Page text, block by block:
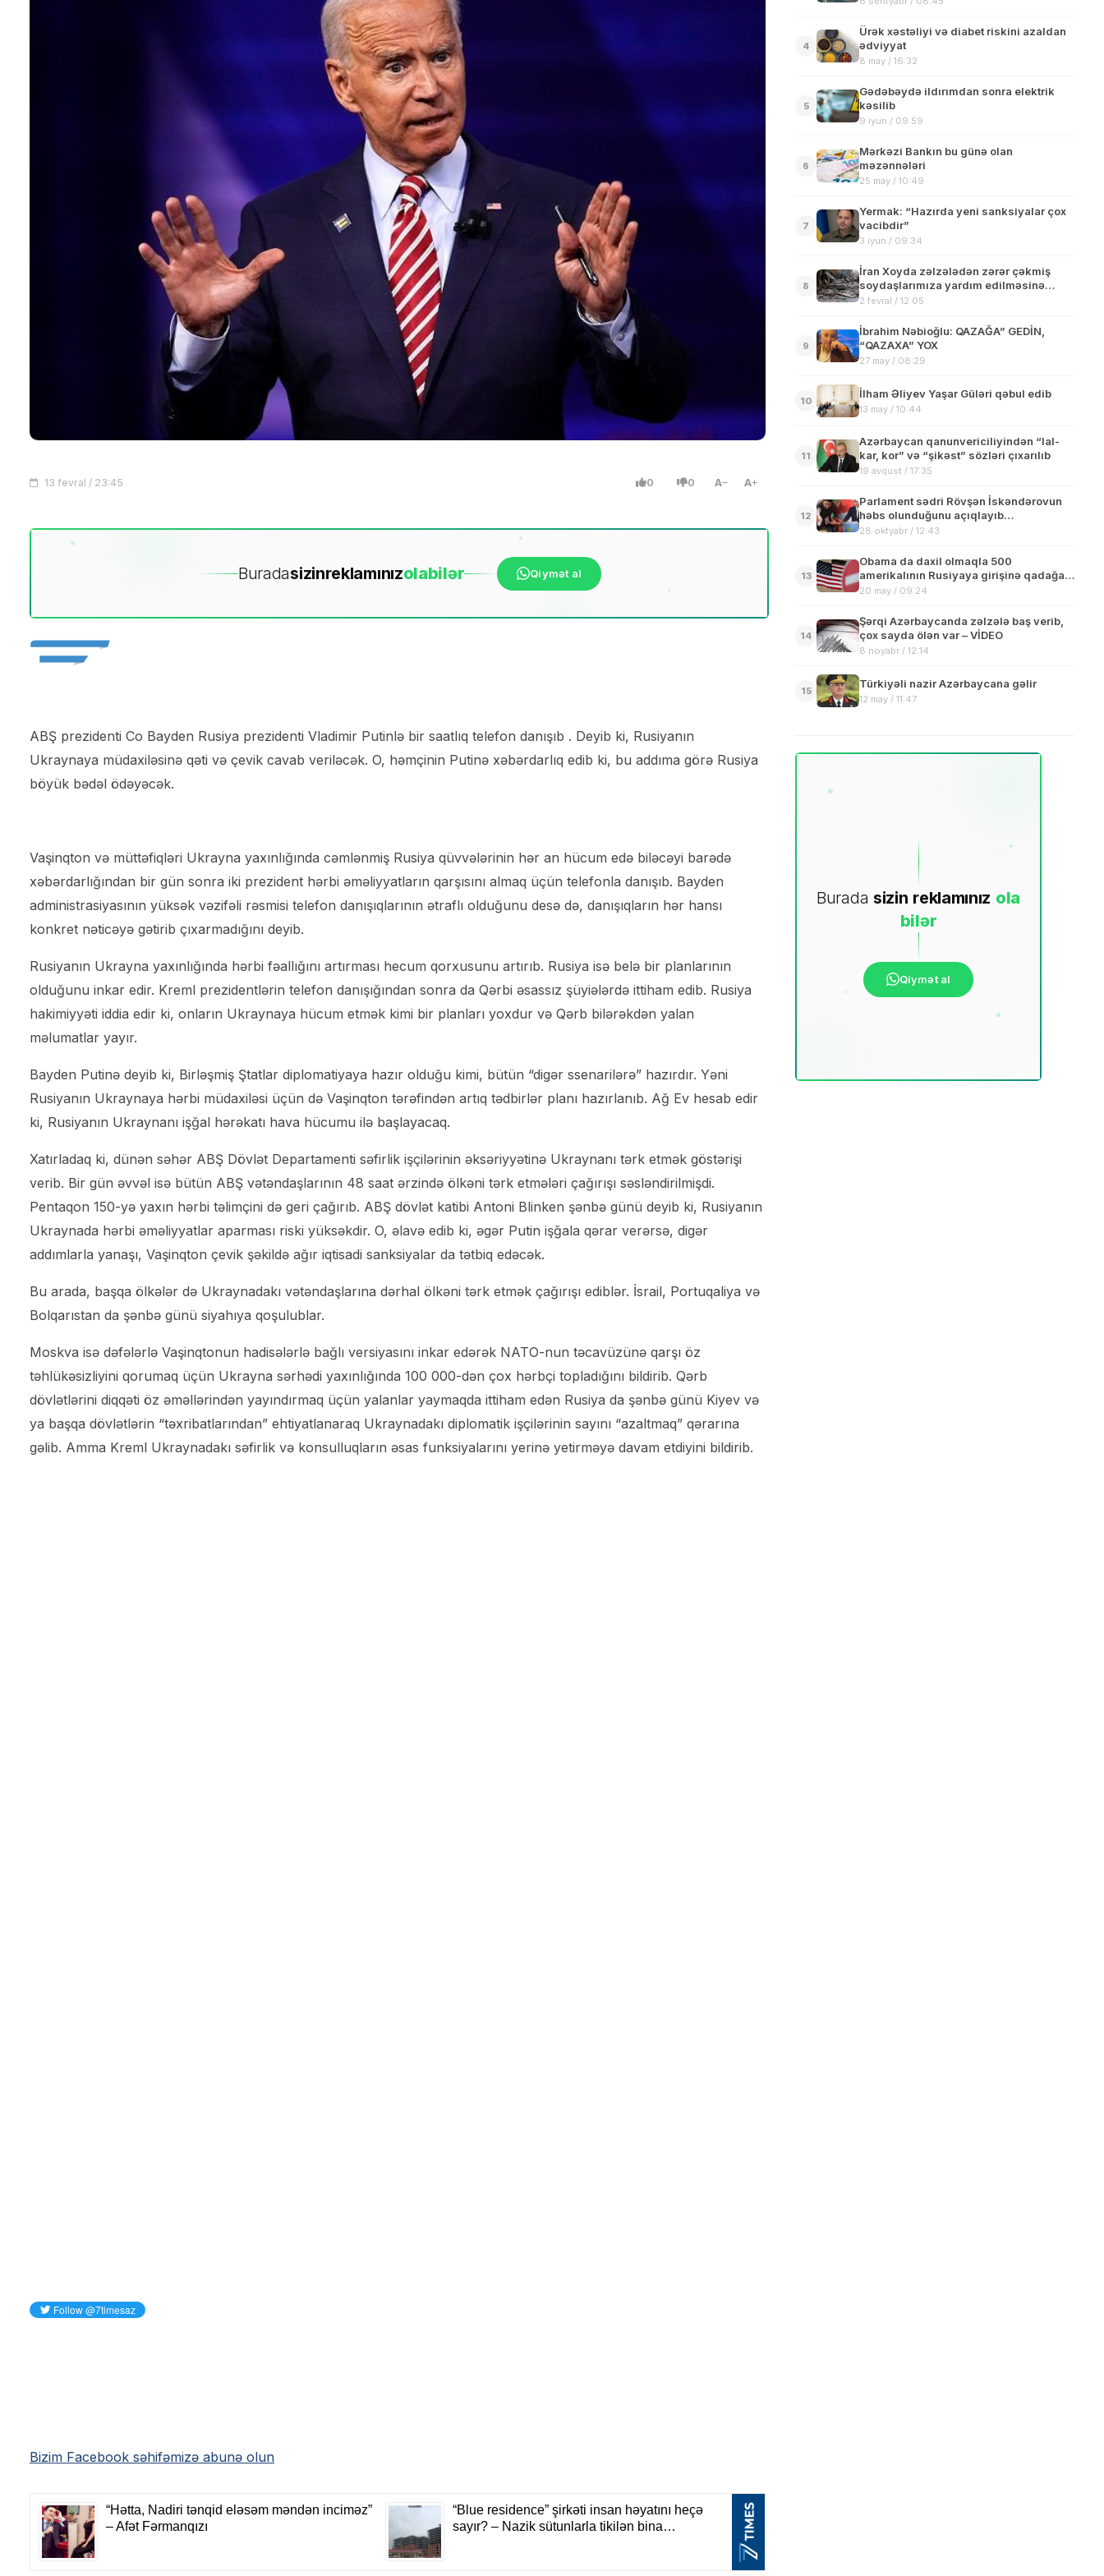
13 fevral / 23:45 0 0 A A
Buradasizinreklamınızolabilər Qiymət al
ABŞ prezidenti Co Bayden Rusiya prezidenti Vladimir Putinlə bir saatlıq telefon danışıb . Deyib ki, Rusiyanın
Ukraynaya müdaxiləsinə qəti və çevik cavab veriləcək. O, həmçinin Putinə xəbərdarlıq edib ki, bu addıma görə Rusiya
böyük bədəl ödəyəcək.
Vaşinqton və müttəfiqləri Ukrayna yaxınlığında cəmlənmiş Rusiya qüvvələrinin hər an hücum edə biləcəyi barədə
xəbərdarlığından bir gün sonra iki prezident hərbi əməliyyatların qarşısını almaq üçün telefonla danışıb. Bayden
administrasiyasının yüksək vəzifəli rəsmisi telefon danışıqlarının ətraflı olduğunu desə də, danışıqların hər hansı
konkret nəticəyə gətirib çıxarmadığını deyib.
Rusiyanın Ukrayna yaxınlığında hərbi fəallığını artırması hecum qorxusunu artırıb. Rusiya isə belə bir planlarının
olduğunu inkar edir. Kreml prezidentlərin telefon danışığından sonra da Qərbi əsassız şüyiələrdə ittiham edib. Rusiya
hakimiyyəti iddia edir ki, onların Ukraynaya hücum etmək kimi bir planları yoxdur və Qərb bilərəkdən yalan
məlumatlar yayır.
Bayden Putinə deyib ki, Birləşmiş Ştatlar diplomatiyaya hazır olduğu kimi, bütün “digər ssenarilərə” hazırdır. Yəni
Rusiyanın Ukraynaya hərbi müdaxiləsi üçün də Vaşinqton tərəfindən artıq tədbirlər planı hazırlanıb. Ağ Ev hesab edir
ki, Rusiyanın Ukraynanı işğal hərəkatı hava hücumu ilə başlayacaq.
Xatırladaq ki, dünən səhər ABŞ Dövlət Departamenti səfirlik işçilərinin əksəriyyətinə Ukraynanı tərk etmək göstərişi
verib. Bir gün əvvəl isə bütün ABŞ vətəndaşlarının 48 saat ərzində ölkəni tərk etmələri çağırışı səsləndirilmişdi.
Pentaqon 150-yə yaxın hərbi təlimçini də geri çağırıb. ABŞ dövlət katibi Antoni Blinken şənbə günü deyib ki, Rusiyanın
Ukraynada hərbi əməliyyatlar aparması riski yüksəkdir. O, əlavə edib ki, əgər Putin işğala qərar verərsə, digər
addımlarla yanaşı, Vaşinqton çevik şəkildə ağır iqtisadi sanksiyalar da tətbiq edəcək.
Bu arada, başqa ölkələr də Ukraynadakı vətəndaşlarına dərhal ölkəni tərk etmək çağırışı ediblər. İsrail, Portuqaliya və
Bolqarıstan da şənbə günü siyahıya qoşulublar.
Moskva isə dəfələrlə Vaşinqtonun hadisələrlə bağlı versiyasını inkar edərək NATO-nun təcavüzünə qarşı öz
təhlükəsizliyini qorumaq üçün Ukrayna sərhədi yaxınlığında 100 000-dən çox hərbçi topladığını bildirib. Qərb
dövlətlərini diqqəti öz əməllərindən yayındırmaq üçün yalanlar yaymaqda ittiham edən Rusiya da şənbə günü Kiyev və
ya başqa dövlətlərin “təxribatlarından” ehtiyatlanaraq Ukraynadakı diplomatik işçilərinin sayını “azaltmaq” qərarına
gəlib. Amma Kreml Ukraynadakı səfirlik və konsulluqların əsas funksiyalarını yerinə yetirməyə davam etdiyini bildirib.
Bizim Facebook səhifəmizə abunə olun
4
Ürək xəstəliyi və diabet riskini azaldan
ədviyyat
8 may / 16:32
5
Gədəbəydə ildırımdan sonra elektrik
kəsilib
9 iyun / 09:59
6
Mərkəzi Bankın bu günə olan
məzənnələri
25 may / 10:49
7
Yermak: “Hazırda yeni sanksiyalar çox
vacibdir”
3 iyun / 09:34
8
İran Xoyda zəlzələdən zərər çəkmiş
soydaşlarımıza yardım edilməsinə
imkan vermir
2 fevral / 12:05
9
İbrahim Nəbioğlu: QAZAĞA” GEDİN,
“QAZAXA” YOX
27 may / 08:29
10
İlham Əliyev Yaşar Güləri qəbul edib
13 may / 10:44
11
Azərbaycan qanunvericiliyindən “lal-
kar, kor” və “şikəst” sözləri çıxarılıb
19 avqust / 17:35
12
Parlament sədri Rövşən İskəndərovun
həbs olunduğunu açıqlayıb…
28 oktyabr / 12:43
13
Obama da daxil olmaqla 500
amerikalının Rusiyaya girişinə qadağa
qoyulub
20 may / 09:24
14
Şərqi Azərbaycanda zəlzələ baş verib,
çox sayda ölən var – VİDEO
8 noyabr / 12:14
15
Türkiyəli nazir Azərbaycana gəlir
12 may / 11:47
Burada sizin reklamınız ola
bilər
Qiymət al